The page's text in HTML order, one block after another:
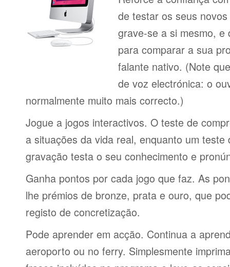
de testar os seus
grave-se a si mesmo, e
para comparar a sua
falante nativo. (Note
de voz electrónica: o
normalmente muito mais correcto.)
Jogue a jogos interactivos. O teste de
a situações da vida real, enquanto um teste
gravação testa o seu conhecimento e
Ganha pontos por cada jogo que faz. As
lhe prémios de bronze, prata e ouro, que
registo de concretização.
Pode aprender em acção. Continua a
aeroporto ou no ferry. Simplesmente